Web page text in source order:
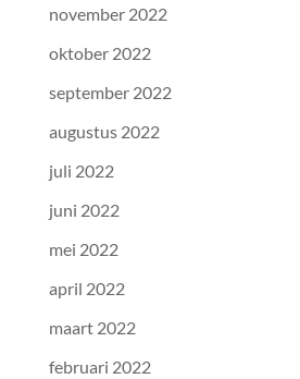
november 2022
oktober 2022
september 2022
augustus 2022
juli 2022
juni 2022
mei 2022
april 2022
maart 2022
februari 2022